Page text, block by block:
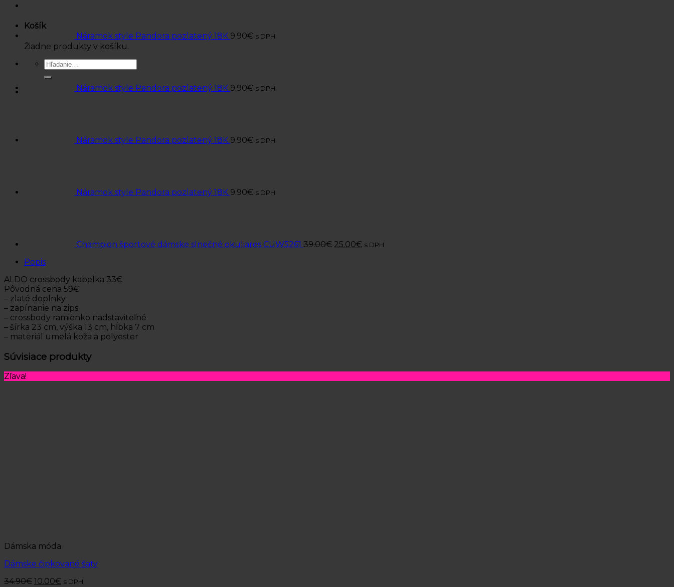
Košík
Žiadne produkty v košíku.
Hľadať:
Náramok style Pandora pozlatený 18K 9.90€ s DPH
Náramok style Pandora pozlatený 18K 9.90€ s DPH
Náramok style Pandora pozlatený 18K 9.90€ s DPH
Náramok style Pandora pozlatený 18K 9.90€ s DPH
Champion športové dámske slnečné okuliares CUW5261 39.00€ 25.00€ s DPH
Popis
ALDO crossbody kabelka 33€
Pôvodná cena 59€
– zlaté doplnky
– zapínanie na zips
– crossbody ramienko nadstaviteľné
– šírka 23 cm, výška 13 cm, hĺbka 7 cm
– materiál umelá koža a polyester
Súvisiace produkty
Zľava!
Dámska móda
Dámske čipkované šaty
34.90€ 10.00€ s DPH